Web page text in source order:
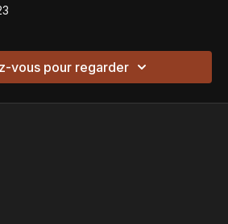
vous pour regarder